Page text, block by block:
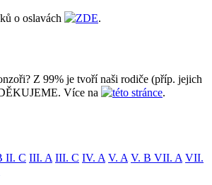
o oslavách ZDE.
Z 99% je tvoří naši rodiče (příp. jejich
Více na
této stránce.
II. C III. A III. C IV. A V. A V. B VII. A VII.